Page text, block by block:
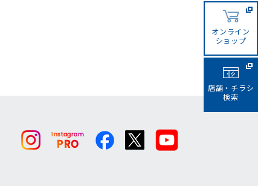
オンライン
ショップ
店舗・チラシ
検索